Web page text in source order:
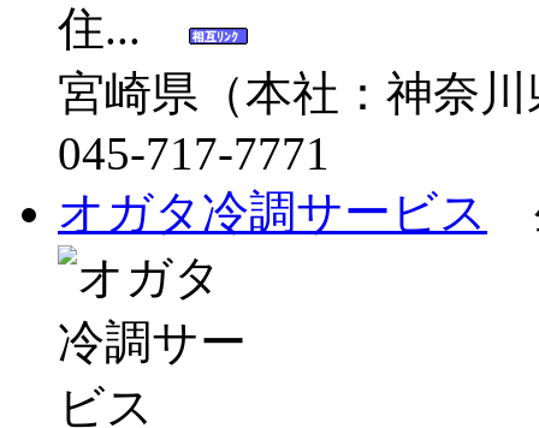
住...
宮崎県（本社：神奈
045-717-7771
オガタ冷調サービス